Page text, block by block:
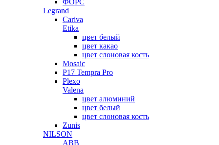
Legrand
Cariva
Etika
цвет белый
цвет какао
цвет слоновая кость
Mosaic
P17 Tempra Pro
Plexo
Valena
цвет алюминий
цвет белый
цвет слоновая кость
Zunis
NILSON
ABB